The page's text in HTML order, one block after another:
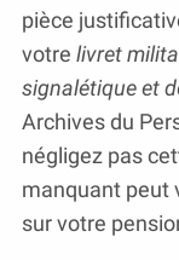
pièce
votre livret
signalétique et
Archives du
négligez pas
manquant peut
sur votre